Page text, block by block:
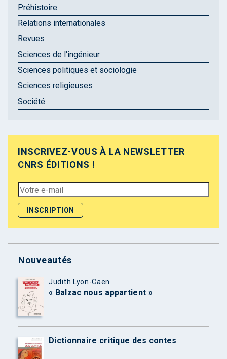
Préhistoire
Relations internationales
Revues
Sciences de l'ingénieur
Sciences politiques et sociologie
Sciences religieuses
Société
INSCRIVEZ-VOUS À LA NEWSLETTER
CNRS ÉDITIONS !
Nouveautés
Judith Lyon-Caen
« Balzac nous appartient »
Dictionnaire critique des contes